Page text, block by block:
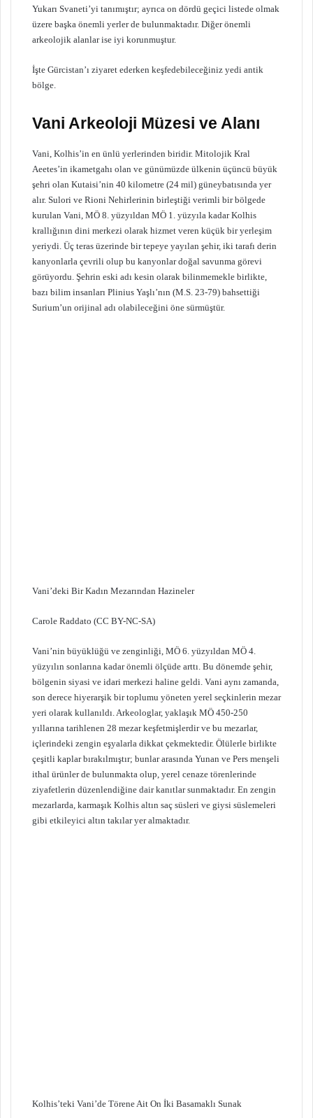
Yukarı Svaneti’yi tanımıştır; ayrıca on dördü geçici listede olmak
üzere başka önemli yerler de bulunmaktadır. Diğer önemli
arkeolojik alanlar ise iyi korunmuştur.
İşte Gürcistan’ı ziyaret ederken keşfedebileceğiniz yedi antik
bölge.
Vani Arkeoloji Müzesi ve Alanı
Vani, Kolhis’in en ünlü yerlerinden biridir. Mitolojik Kral
Aeetes’in ikametgahı olan ve günümüzde ülkenin üçüncü büyük
şehri olan Kutaisi’nin 40 kilometre (24 mil) güneybatısında yer
alır. Sulori ve Rioni Nehirlerinin birleştiği verimli bir bölgede
kurulan Vani, MÖ 8. yüzyıldan MÖ 1. yüzyıla kadar Kolhis
krallığının dini merkezi olarak hizmet veren küçük bir yerleşim
yeriydi. Üç teras üzerinde bir tepeye yayılan şehir, iki tarafı derin
kanyonlarla çevrili olup bu kanyonlar doğal savunma görevi
görüyordu. Şehrin eski adı kesin olarak bilinmemekle birlikte,
bazı bilim insanları Plinius Yaşlı’nın (M.S. 23-79) bahsettiği
Surium’un orijinal adı olabileceğini öne sürmüştür.
Vani’deki Bir Kadın Mezarından Hazineler
Carole Raddato (CC BY-NC-SA)
Vani’nin büyüklüğü ve zenginliği, MÖ 6. yüzyıldan MÖ 4.
yüzyılın sonlarına kadar önemli ölçüde arttı. Bu dönemde şehir,
bölgenin siyasi ve idari merkezi haline geldi. Vani aynı zamanda,
son derece hiyerarşik bir toplumu yöneten yerel seçkinlerin mezar
yeri olarak kullanıldı. Arkeologlar, yaklaşık MÖ 450-250
yıllarına tarihlenen 28 mezar keşfetmişlerdir ve bu mezarlar,
içlerindeki zengin eşyalarla dikkat çekmektedir. Ölülerle birlikte
çeşitli kaplar bırakılmıştır; bunlar arasında Yunan ve Pers menşeli
ithal ürünler de bulunmakta olup, yerel cenaze törenlerinde
ziyafetlerin düzenlendiğine dair kanıtlar sunmaktadır. En zengin
mezarlarda, karmaşık Kolhis altın saç süsleri ve giysi süslemeleri
gibi etkileyici altın takılar yer almaktadır.
Kolhis’teki Vani’de Törene Ait On İki Basamaklı Sunak